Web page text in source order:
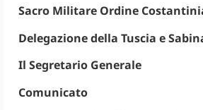
Sacro Militare Ordine
Delegazione della Tuscia e
Il Segretario Generale
Comunicato